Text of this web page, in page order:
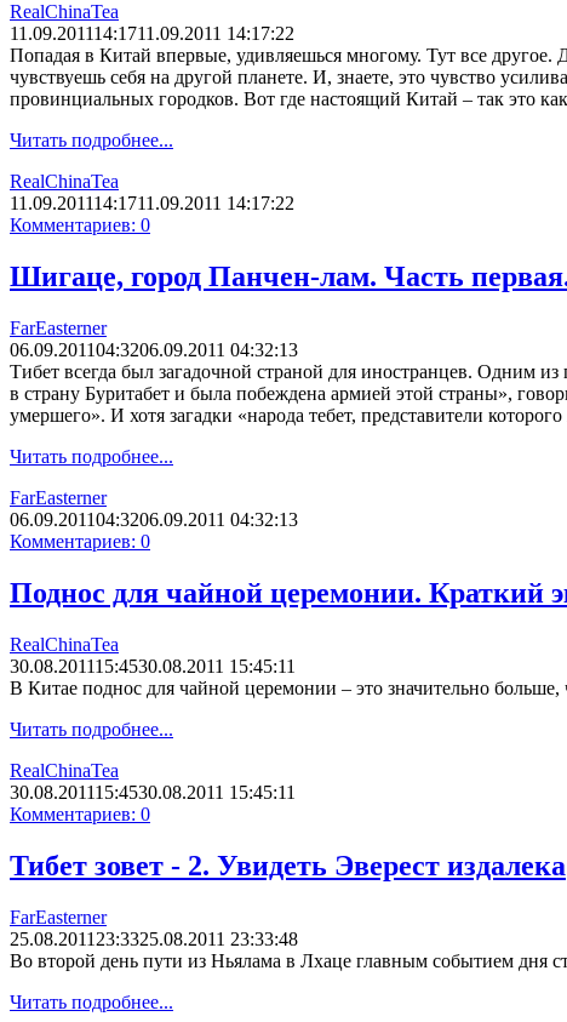
RealChinaTea
11.09.201114:1711.09.2011 14:17:22
Попадая в Китай впервые, удивляешься многому. Тут все
чувствуешь себя на другой планете. И, знаете, это чувство
провинциальных городков. Вот где настоящий Китай – так это
Читать подробнее...
RealChinaTea
11.09.201114:1711.09.2011 14:17:22
Комментариев: 0
Шигаце, город Панчен-лам. Часть
FarEasterner
06.09.201104:3206.09.2011 04:32:13
Тибет всегда был загадочной страной для иностранцев. Одним
в страну Буритабет и была побеждена армией этой страны»,
умершего». И хотя загадки «народа тебет, представители
Читать подробнее...
FarEasterner
06.09.201104:3206.09.2011 04:32:13
Комментариев: 0
Поднос для чайной церемонии. Краткий
RealChinaTea
30.08.201115:4530.08.2011 15:45:11
В Китае поднос для чайной церемонии – это значительно
Читать подробнее...
RealChinaTea
30.08.201115:4530.08.2011 15:45:11
Комментариев: 0
Тибет зовет - 2. Увидеть Эверест издалека
FarEasterner
25.08.2011 23:3325.08.2011 23:33:48
Во второй день пути из Ньялама в Лхаце главным событием дня
Читать подробнее...